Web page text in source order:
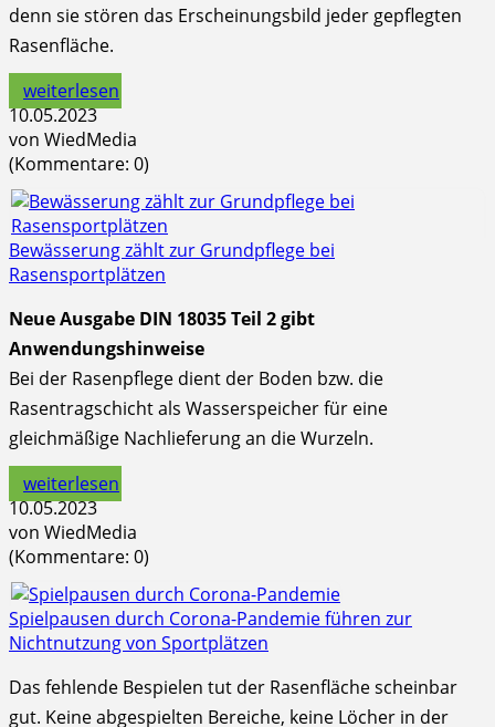
denn sie stören das Erscheinungsbild jeder gepflegten
Rasenfläche.
weiterlesen
10.05.2023
von WiedMedia
(Kommentare: 0)
Bewässerung zählt zur Grundpflege bei
Rasensportplätzen
Neue Ausgabe DIN 18035 Teil 2 gibt
Anwendungshinweise
Bei der Rasenpflege dient der Boden bzw. die
Rasentragschicht als Wasserspeicher für eine
gleichmäßige Nachlieferung an die Wurzeln.
weiterlesen
10.05.2023
von WiedMedia
(Kommentare: 0)
Spielpausen durch Corona-Pandemie führen zur
Nichtnutzung von Sportplätzen
Das fehlende Bespielen tut der Rasenfläche scheinbar
gut. Keine abgespielten Bereiche, keine Löcher in der